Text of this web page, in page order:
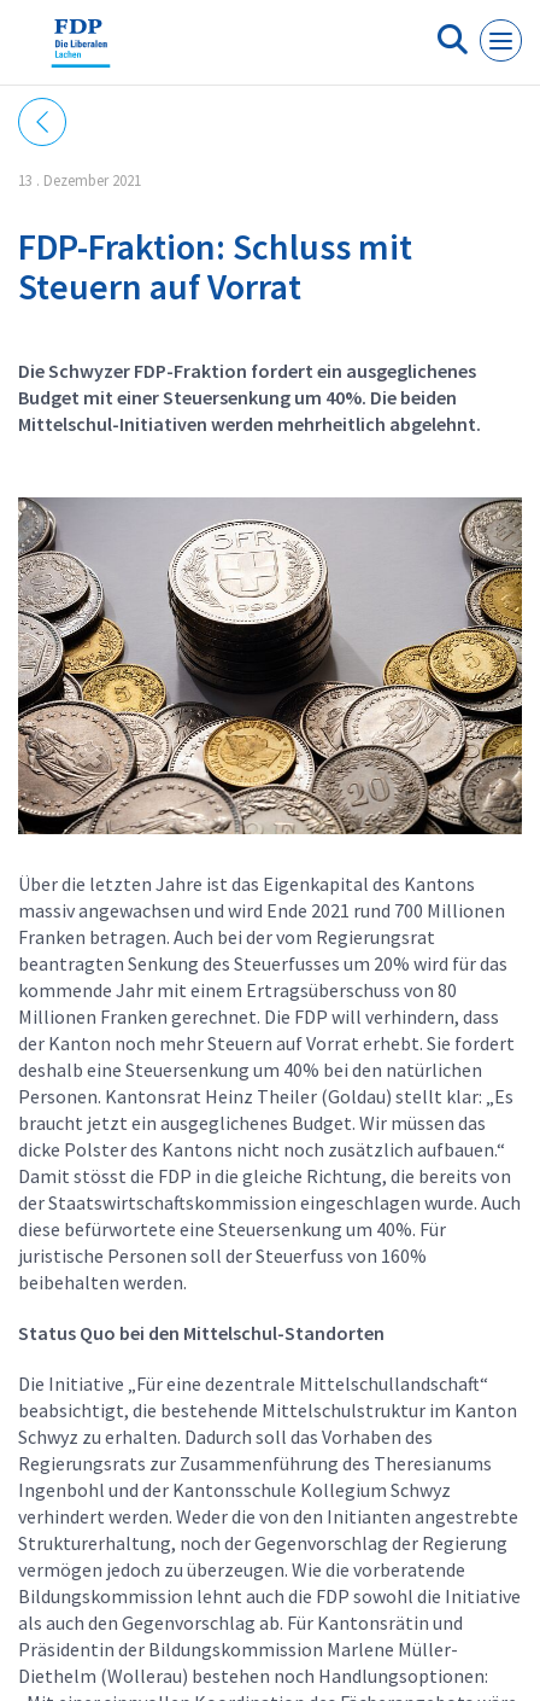
13 . Dezember 2021
FDP-Fraktion: Schluss mit
Steuern auf Vorrat
Die Schwyzer FDP-Fraktion fordert ein ausgeglichenes
Budget mit einer Steuersenkung um 40%. Die beiden
Mittelschul-Initiativen werden mehrheitlich abgelehnt.
Über die letzten Jahre ist das Eigenkapital des Kantons
massiv angewachsen und wird Ende 2021 rund 700 Millionen
Franken betragen. Auch bei der vom Regierungsrat
beantragten Senkung des Steuerfusses um 20% wird für das
kommende Jahr mit einem Ertragsüberschuss von 80
Millionen Franken gerechnet. Die FDP will verhindern, dass
der Kanton noch mehr Steuern auf Vorrat erhebt. Sie fordert
deshalb eine Steuersenkung um 40% bei den natürlichen
Personen. Kantonsrat Heinz Theiler (Goldau) stellt klar: „Es
braucht jetzt ein ausgeglichenes Budget. Wir müssen das
dicke Polster des Kantons nicht noch zusätzlich aufbauen.“
Damit stösst die FDP in die gleiche Richtung, die bereits von
der Staatswirtschaftskommission eingeschlagen wurde. Auch
diese befürwortete eine Steuersenkung um 40%. Für
juristische Personen soll der Steuerfuss von 160%
beibehalten werden.
Status Quo bei den Mittelschul-Standorten
Die Initiative „Für eine dezentrale Mittelschullandschaft“
beabsichtigt, die bestehende Mittelschulstruktur im Kanton
Schwyz zu erhalten. Dadurch soll das Vorhaben des
Regierungsrats zur Zusammenführung des Theresianums
Ingenbohl und der Kantonsschule Kollegium Schwyz
verhindert werden. Weder die von den Initianten angestrebte
Strukturerhaltung, noch der Gegenvorschlag der Regierung
vermögen jedoch zu überzeugen. Wie die vorberatende
Bildungskommission lehnt auch die FDP sowohl die Initiative
als auch den Gegenvorschlag ab. Für Kantonsrätin und
Präsidentin der Bildungskommission Marlene Müller-
Diethelm (Wollerau) bestehen noch Handlungsoptionen:
Cookie-Einstellungen